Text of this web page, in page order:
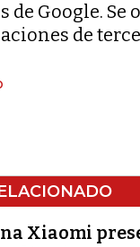
de Google. Se
de
Xiaomi